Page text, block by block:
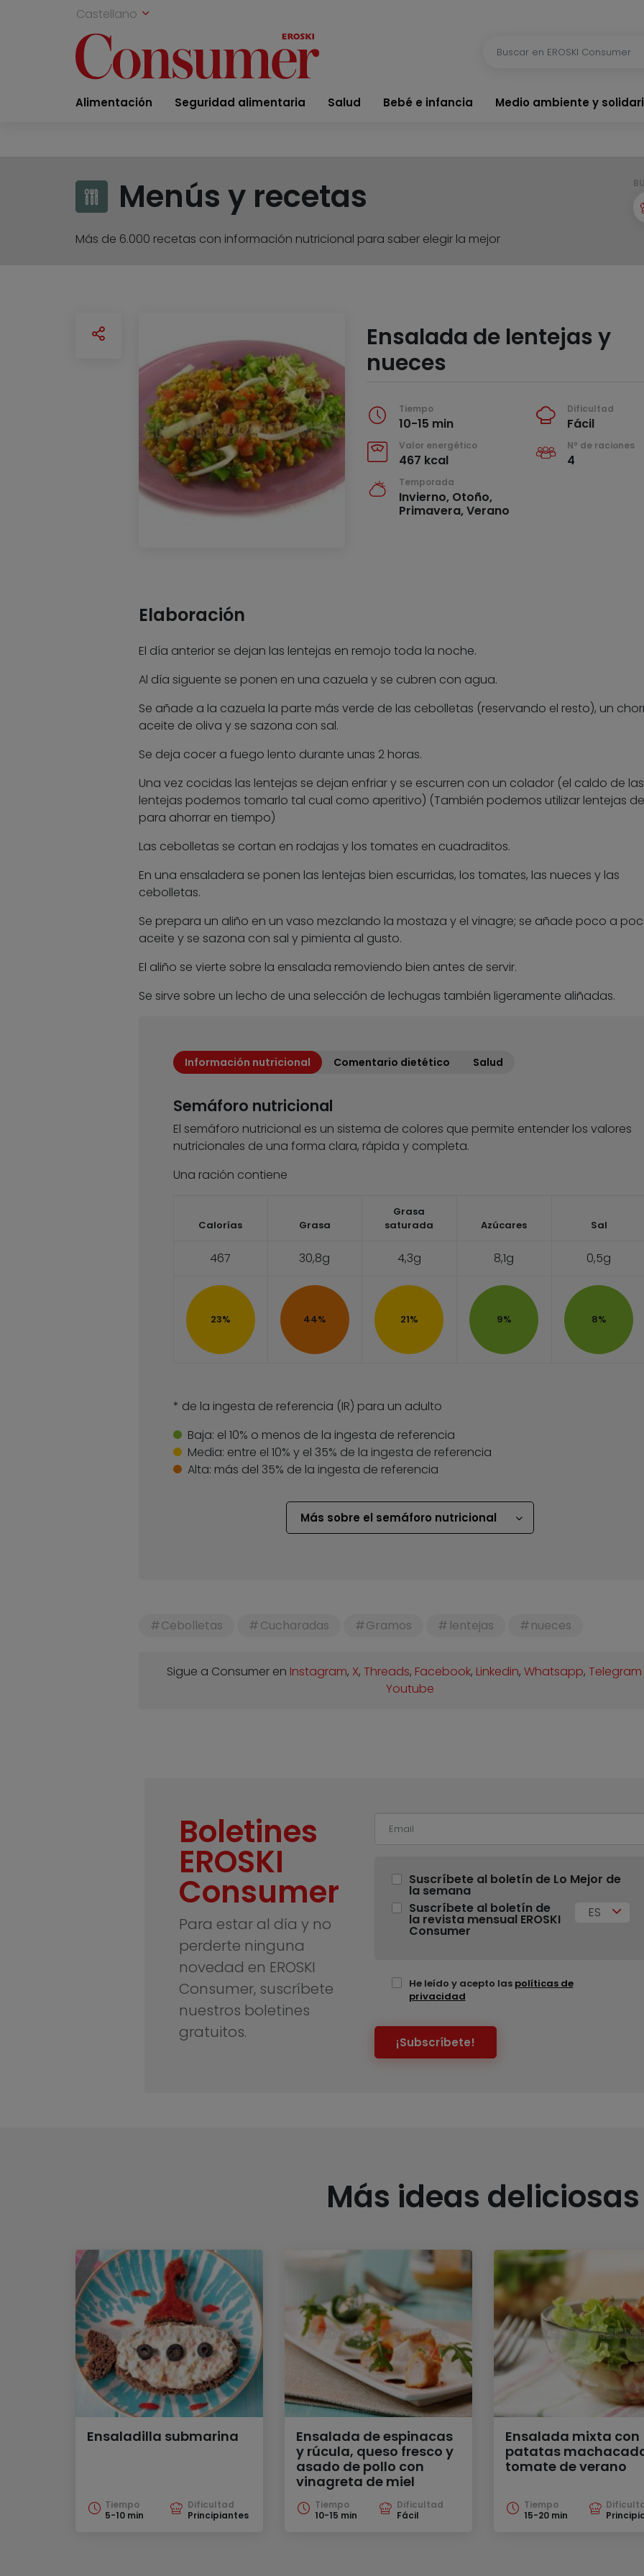
Castellano
Alimentación Seguridad alimentaria Salud Bebé e infancia Medio ambiente y
Menús y recetas
Más de 6.000 recetas con información nutricional para saber elegir la mejor
Ensalada de lentejas y
nueces
Tiempo
10-15 min
Dificultad
Fácil
Valor energético
467 kcal
Nº de raciones
4
Temporada
Invierno, Otoño,
Primavera, Verano
Elaboración
El día anterior se dejan las lentejas en remojo toda la noche.
Al día siguente se ponen en una cazuela y se cubren con agua.
Se añade a la cazuela la parte más verde de las cebolletas (reservando el resto), un
aceite de oliva y se sazona con sal.
Se deja cocer a fuego lento durante unas 2 horas.
Una vez cocidas las lentejas se dejan enfriar y se escurren con un colador (el caldo de las
lentejas podemos tomarlo tal cual como aperitivo) (También podemos utilizar lentejas
para ahorrar en tiempo)
Las cebolletas se cortan en rodajas y los tomates en cuadraditos.
En una ensaladera se ponen las lentejas bien escurridas, los tomates, las nueces y las
cebolletas.
Se prepara un aliño en un vaso mezclando la mostaza y el vinagre; se añade poco a
aceite y se sazona con sal y pimienta al gusto.
El aliño se vierte sobre la ensalada removiendo bien antes de servir.
Se sirve sobre un lecho de una selección de lechugas también ligeramente aliñadas.
Información nutricional Comentario dietético Salud
Semáforo nutricional
El semáforo nutricional es un sistema de colores que permite entender los valores
nutricionales de una forma clara, rápida y completa.
Una ración contiene
Calorías Grasa
Grasa
saturada
Azúcares Sal
467 30,8g 4,3g 8,1g 0,5g
23% 44% 21% 9% 8%
* de la ingesta de referencia (IR) para un adulto
Baja: el 10% o menos de la ingesta de referencia
Media: entre el 10% y el 35% de la ingesta de referencia
Alta: más del 35% de la ingesta de referencia
Más sobre el semáforo nutricional
Cebolletas Cucharadas Gramos lentejas nueces
Sigue a Consumer en Instagram, X,Threads, Facebook, Linkedin,Whatsapp,Telegram
Youtube
Boletines
EROSKI
Consumer
Para estar al día y no
perderte ninguna
novedad en EROSKI
Consumer, suscríbete
nuestros boletines
gratuitos.
Suscríbete al boletín de Lo Mejor de
la semana
Suscríbete al boletín de
la revista mensual EROSKI
Consumer
ES
He leído y acepto las políticas de
privacidad
¡Subscríbete!
Más ideas deliciosas
Ensaladilla submarina
Tiempo
5-10 min
Dificultad
Principiantes
Ensalada de espinacas
y rúcula, queso fresco y
asado de pollo con
vinagreta de miel
Tiempo
10-15 min
Dificultad
Fácil
Ensalada mixta con
patatas
tomate de verano
Tiempo
15-20 min